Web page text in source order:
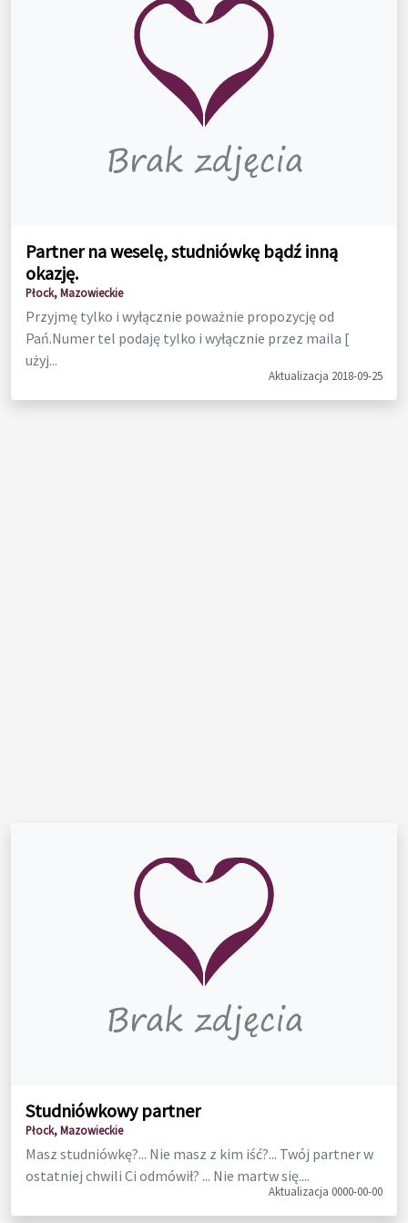
Partner na weselę, studniówkę bądź inną
okazję.
Płock, Mazowieckie
Przyjmę tylko i wyłącznie poważnie propozycję od
Pań.Numer tel podaję tylko i wyłącznie przez maila [
użyj...
Aktualizacja 2018-09-25
Studniówkowy partner
Płock, Mazowieckie
Masz studniówkę?... Nie masz z kim iść?... Twój partner w
ostatniej chwili Ci odmówił? ... Nie martw się....
Aktualizacja 0000-00-00